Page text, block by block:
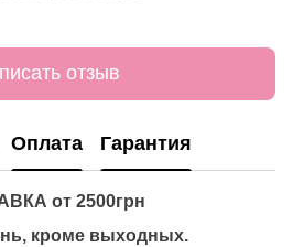
отзыв
Оплата Гарантия
от 2500грн
кроме выходных.